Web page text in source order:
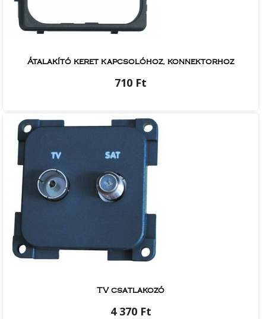
Átalakító keret kapcsolóhoz, konnektorhoz
710 Ft
TV csatlakozó
4 370 Ft